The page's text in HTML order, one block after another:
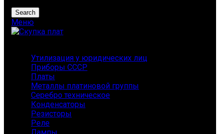
Search
Меню
Утилизация у юридических лиц
Приборы СССР
Платы
Металлы платиновой группы
Серебро техническое
Конденсаторы
Резисторы
Реле